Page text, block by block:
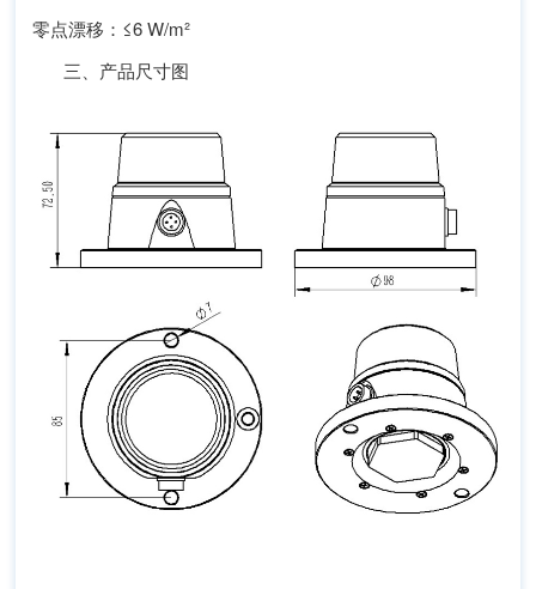
零点漂移：≤6 W/m²
三、产品尺寸图